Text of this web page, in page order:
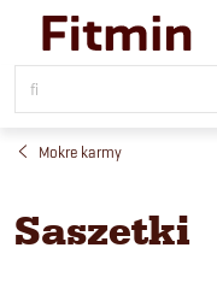
treści
Mokre karmy
Saszetki